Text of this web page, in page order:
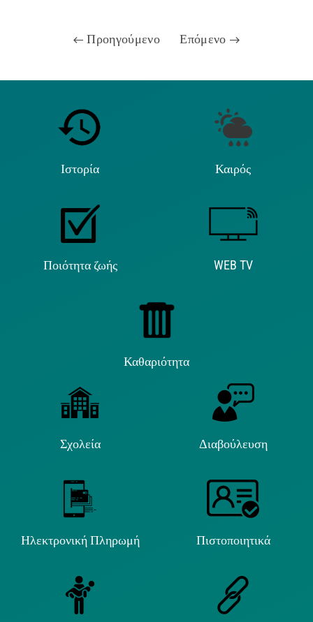
Προηγούμενο Επόμενο
Ιστορία Καιρός
Ποιότητα ζωής WEB TV
Καθαριότητα
Σχολεία Διαβούλευση
Ηλεκτρονική Πληρωμή Πιστοποιητικά